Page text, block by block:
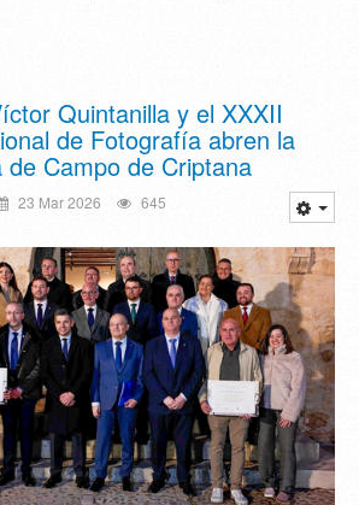
Quintanilla y el XXXII
de Fotografía abren la
de Campo de Criptana
23 Mar 2026 645